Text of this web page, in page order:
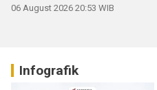
06 August 2026 20:53 WIB
Infografik